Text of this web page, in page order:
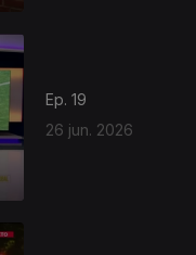
Ep. 19
26 jun. 2026